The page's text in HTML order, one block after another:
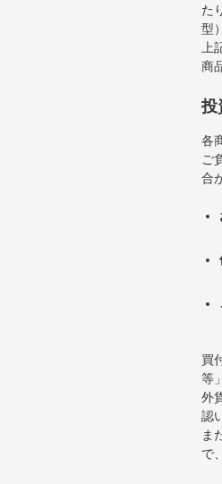
た
型
商
投
各
ご
合
買
等
外
認
ま
で